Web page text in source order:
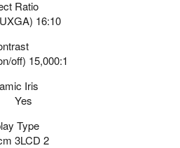
Ratio
16:10 (WUXGA)
15,000:1
(full on/off)
Iris
Yes
Type
2 cm 3LCD